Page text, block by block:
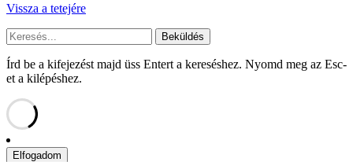
Vissza a tetejére
Beküldés
Írd be a kifejezést majd üss Entert a kereséshez. Nyomd meg az Esc-
et a kilépéshez.